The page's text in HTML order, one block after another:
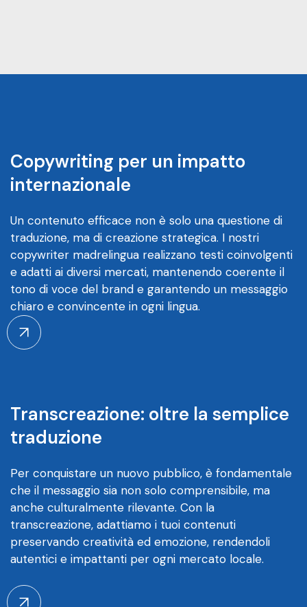
Copywriting per un impatto
internazionale
Un contenuto efficace non è solo una questione di
traduzione, ma di creazione strategica. I nostri
copywriter madrelingua realizzano testi coinvolgenti
e adatti ai diversi mercati, mantenendo coerente il
tono di voce del brand e garantendo un messaggio
chiaro e convincente in ogni lingua.
Transcreazione: oltre la semplice
traduzione
Per conquistare un nuovo pubblico, è fondamentale
che il messaggio sia non solo comprensibile, ma
anche culturalmente rilevante. Con la
transcreazione, adattiamo i tuoi contenuti
preservando creatività ed emozione, rendendoli
autentici e impattanti per ogni mercato locale.